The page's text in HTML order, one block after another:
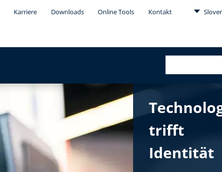
Karriere Downloads Online Tools Kontakt
trifft
Identität